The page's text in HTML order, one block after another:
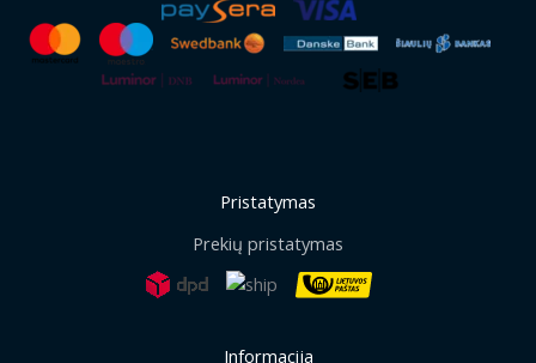
Pristatymas
Prekių pristatymas
Informacija